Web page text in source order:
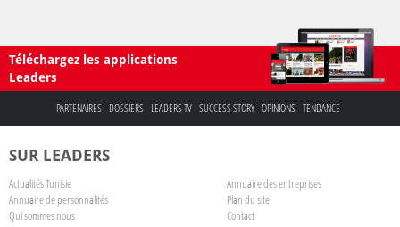
Téléchargez les applications
Leaders
PARTENAIRES DOSSIERS LEADERS TV SUCCESS STORY OPINIONS TENDANCE
SUR LEADERS
Actualités Tunisie
Annuaire des entreprises
Annuaire de personnalités
Plan du site
Qui sommes nous
Contact